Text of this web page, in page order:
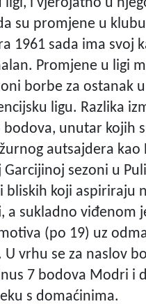
i vjerojatno u
su promjene u
1961 sada ima svoj
Promjene u ligi
borbe za ostanak
ligu. Razlika
unutar kojih
autsajdera
sezoni u
koji aspiriraju
sukladno viđenom
(po 19) uz
vrhu se za naslov
7 bodova Modri i
s domaćinima.